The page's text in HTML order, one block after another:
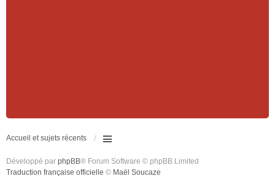
Accueil et sujets récents
Développé par phpBB® Forum Software © phpBB Limited
Traduction française officielle © Maël Soucaze